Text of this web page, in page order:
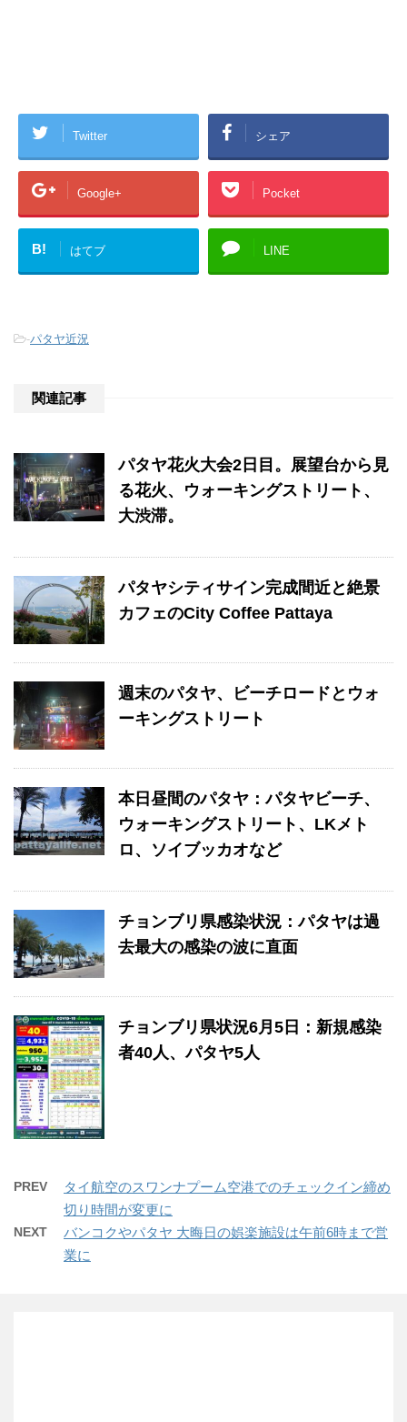
Twitter シェア
Google+ Pocket
B! はてブ LINE
-パタヤ近況
関連記事
パタヤ花火大会2日目。展望台から見
る花火、ウォーキングストリート、
大渋滞。
パタヤシティサイン完成間近と絶景
カフェのCity Coffee Pattaya
週末のパタヤ、ビーチロードとウォ
ーキングストリート
本日昼間のパタヤ：パタヤビーチ、
ウォーキングストリート、LKメト
ロ、ソイブッカオなど
チョンブリ県感染状況：パタヤは過
去最大の感染の波に直面
チョンブリ県状況6月5日：新規感染
者40人、パタヤ5人
PREV
タイ航空のスワンナプーム空港でのチェックイン締め
切り時間が変更に
NEXT
バンコクやパタヤ 大晦日の娯楽施設は午前6時まで営
業に